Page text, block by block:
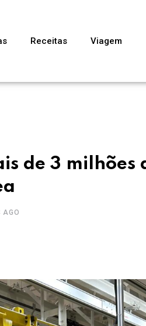
Receitas Viagem
de 3 milhões
AGO